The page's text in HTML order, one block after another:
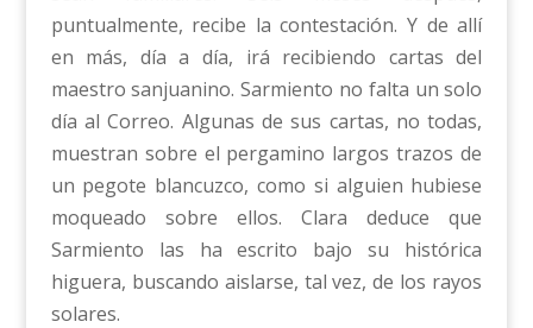
puntualmente, recibe la contestación. Y de allí
en más, día a día, irá recibiendo cartas del
maestro sanjuanino. Sarmiento no falta un solo
día al Correo. Algunas de sus cartas, no todas,
muestran sobre el pergamino largos trazos de
un pegote blancuzco, como si alguien hubiese
moqueado sobre ellos. Clara deduce que
Sarmiento las ha escrito bajo su histórica
higuera, buscando aislarse, tal vez, de los rayos
solares.